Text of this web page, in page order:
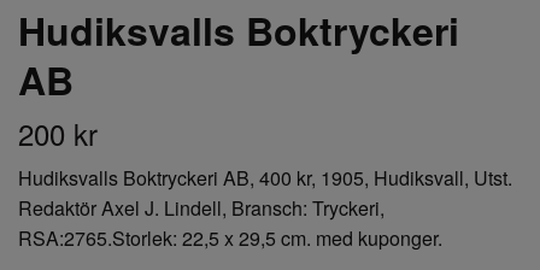
Hudiksvalls Boktryckeri
AB
200 kr
Hudiksvalls Boktryckeri AB, 400 kr, 1905, Hudiksvall, Utst.
Redaktör Axel J. Lindell, Bransch: Tryckeri,
RSA:2765.Storlek: 22,5 x 29,5 cm. med kuponger.